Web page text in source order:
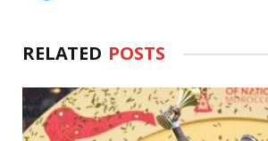
RELATED POSTS